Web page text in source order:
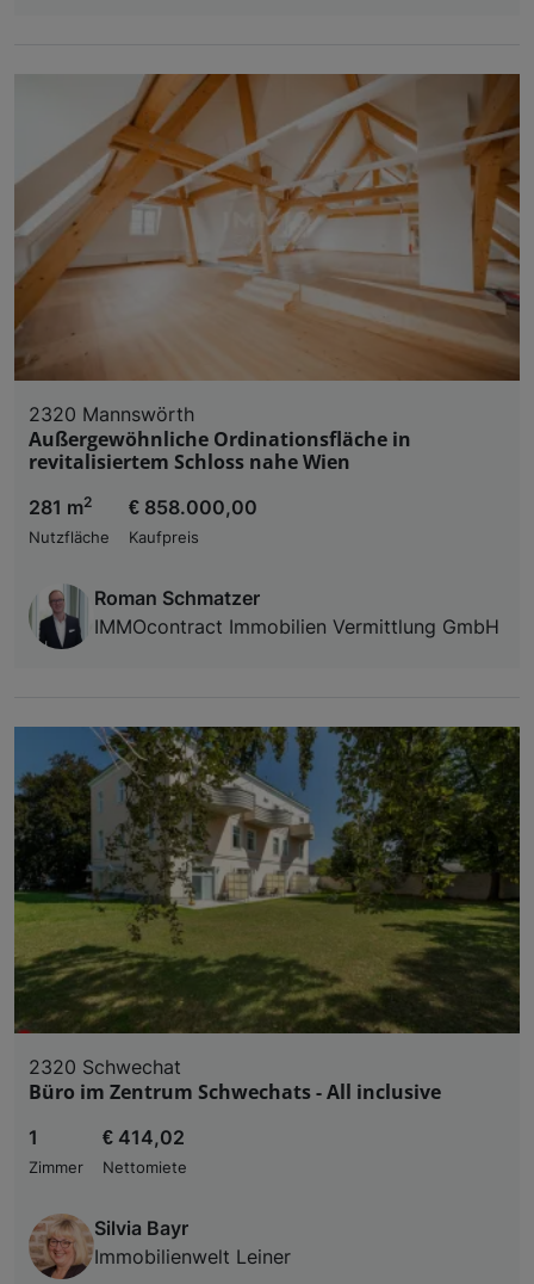
2320 Mannswörth
Außergewöhnliche Ordinationsfläche in
revitalisiertem Schloss nahe Wien
281 m2
Nutzfläche
€ 858.000,00
Kaufpreis
Roman Schmatzer
IMMOcontract Immobilien Vermittlung GmbH
2320 Schwechat
Büro im Zentrum Schwechats - All inclusive
1
Zimmer
€ 414,02
Nettomiete
Silvia Bayr
Immobilienwelt Leiner